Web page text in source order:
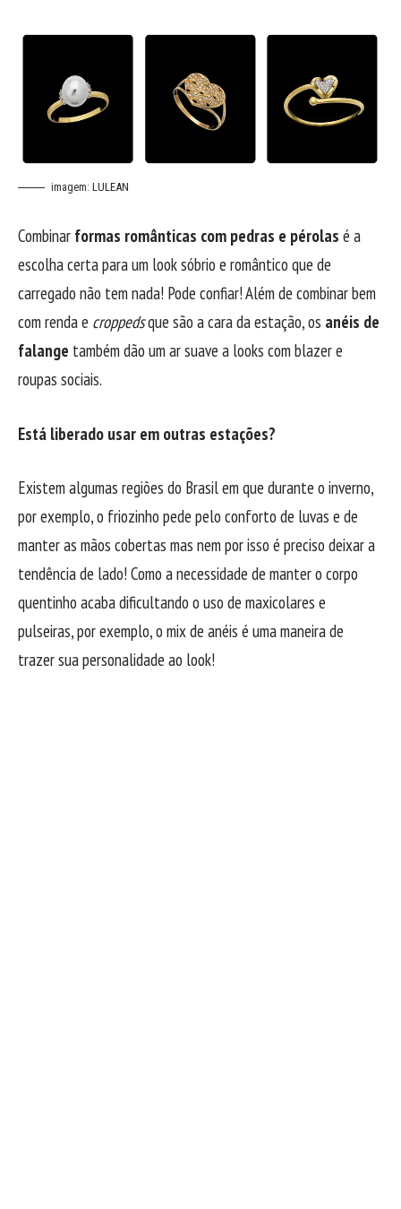
imagem: LULEAN
Combinar formas românticas com pedras e pérolas é a
escolha certa para um look sóbrio e romântico que de
carregado não tem nada! Pode confiar! Além de combinar bem
com renda e croppedsque são a cara da estação, os anéis de
falange também dão um ar suave a looks com blazer e
roupas sociais.
Está liberado usar em outras estações?
Existem algumas regiões do Brasil em que durante o inverno,
por exemplo, o friozinho pede pelo conforto de luvas e de
manter as mãos cobertas mas nem por isso é preciso deixar a
tendência de lado! Como a necessidade de manter o corpo
quentinho acaba dificultando o uso de maxicolares e
pulseiras, por exemplo, o mix de anéis é uma maneira de
trazer sua personalidade ao look!